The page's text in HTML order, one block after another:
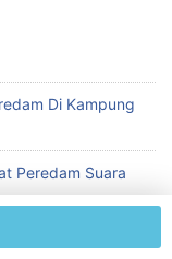
Di Kampung
Peredam Suara
Murah terdekat